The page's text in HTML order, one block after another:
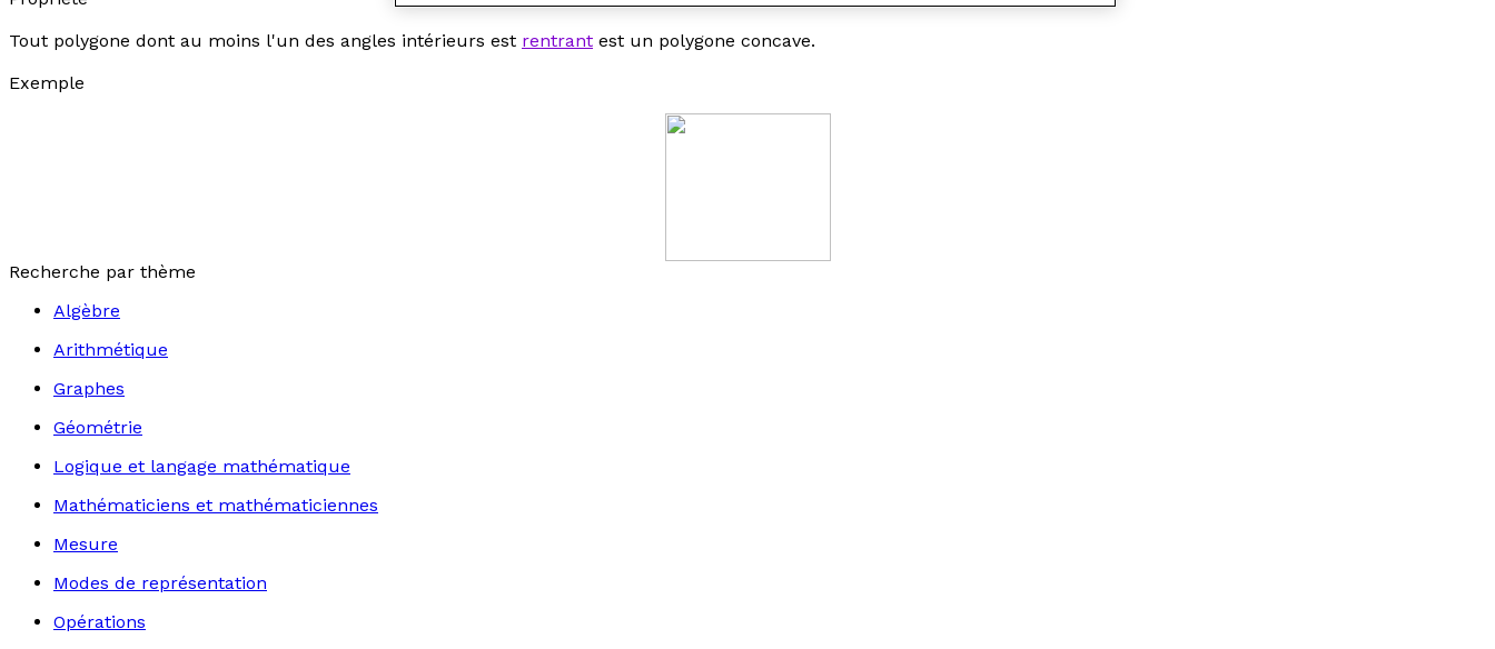
Tout polygone dont au moins l'un des angles intérieurs est rentrant est un polygone concave.
Exemple
Recherche par thème
Algèbre
Arithmétique
Graphes
Géométrie
Logique et langage mathématique
Mathématiciens et mathématiciennes
Mesure
Modes de représentation
Opérations